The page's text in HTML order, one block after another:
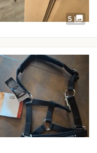
5 photo_library